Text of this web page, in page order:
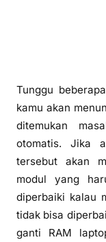
Tunggu
kamu akan
ditemukan
otomatis. Jika
tersebut akan
modul yang
diperbaiki kalau
tidak bisa
ganti RAM